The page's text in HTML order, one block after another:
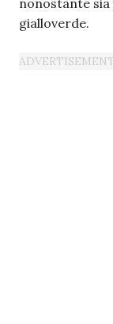
nonostante
gialloverde.